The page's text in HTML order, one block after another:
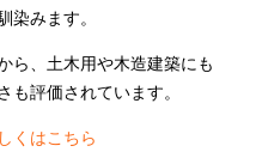
染みます。
ら、土木用や木造建築にも
も評価されています。
くはこちら